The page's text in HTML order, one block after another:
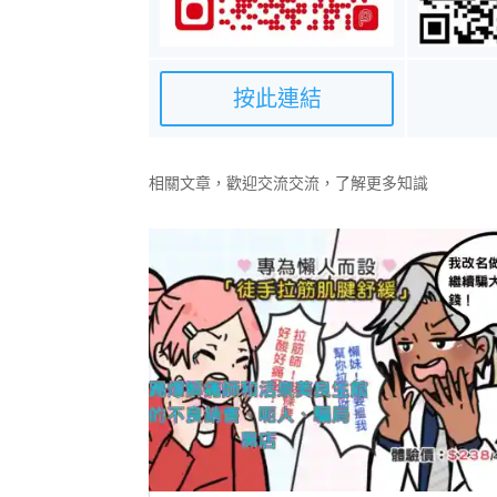
按此連結
相關文章，歡迎交流交流，了解更多知識